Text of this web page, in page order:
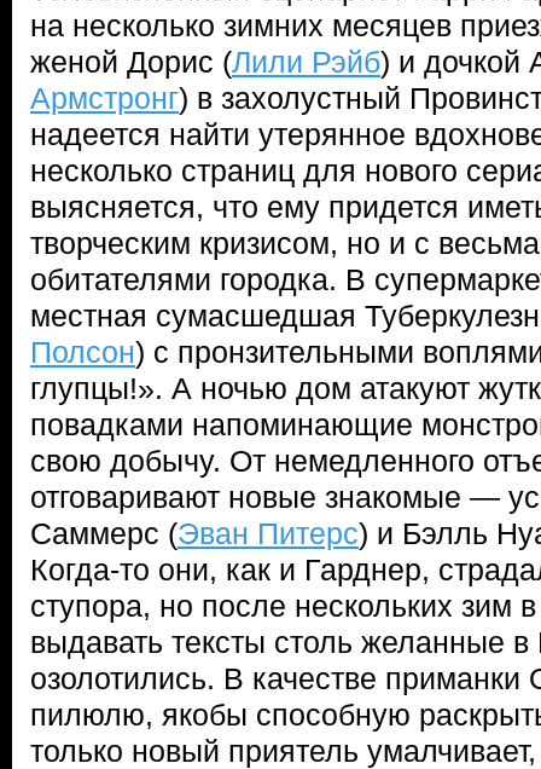
на несколько зимних месяцев
женой Дорис (Лили Рэйб) и дочкой
Армстронг) в захолустный
надеется найти утерянное
несколько страниц для нового
выясняется, что ему придется
творческим кризисом, но и с
обитателями городка. В
местная сумасшедшая
Полсон) с пронзительными
глупцы!». А ночью дом атакуют
повадками напоминающие
свою добычу. От немедленного
отговаривают новые знакомые —
Саммерс (Эван Питерс) и Бэлль
Когда-то они, как и Гарднер,
ступора, но после нескольких зим
выдавать тексты столь желанные в
озолотились. В качестве приманки
пилюлю, якобы способную
только новый приятель